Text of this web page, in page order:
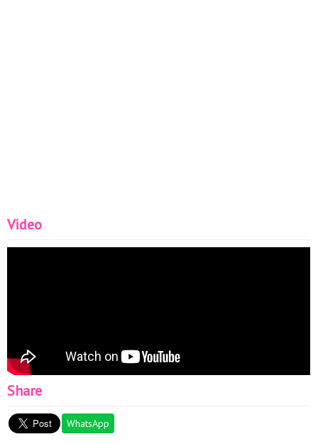
Video
Share
WhatsApp